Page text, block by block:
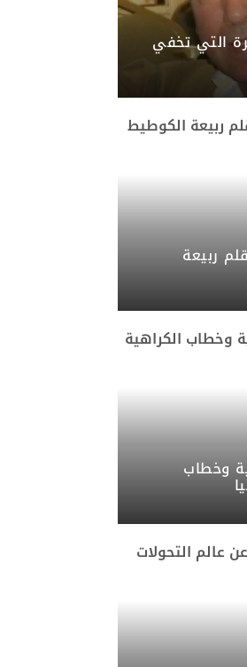
الشجرة التي تخفي
ربيعة
وخطاب